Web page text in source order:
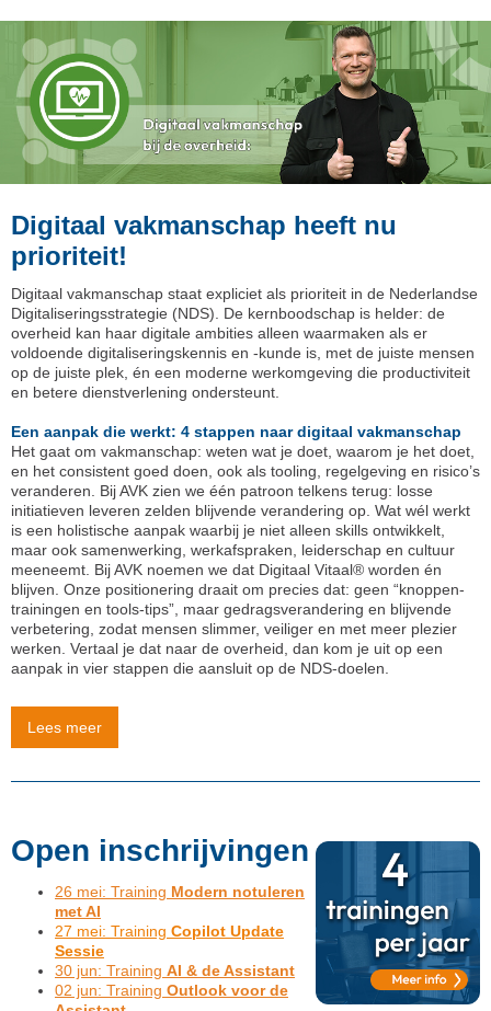
Digitaal vakmanschap heeft nu
prioriteit!
Digitaal vakmanschap staat expliciet als prioriteit in de Nederlandse
Digitaliseringsstrategie (NDS). De kernboodschap is helder: de
overheid kan haar digitale ambities alleen waarmaken als er
voldoende digitaliseringskennis en -kunde is, met de juiste mensen
op de juiste plek, én een moderne werkomgeving die productiviteit
en betere dienstverlening ondersteunt.
Een aanpak die werkt: 4 stappen naar digitaal vakmanschap
Het gaat om vakmanschap: weten wat je doet, waarom je het doet,
en het consistent goed doen, ook als tooling, regelgeving en risico’s
veranderen. Bij AVK zien we één patroon telkens terug: losse
initiatieven leveren zelden blijvende verandering op. Wat wél werkt
is een holistische aanpak waarbij je niet alleen skills ontwikkelt,
maar ook samenwerking, werkafspraken, leiderschap en cultuur
meeneemt. Bij AVK noemen we dat Digitaal Vitaal® worden én
blijven. Onze positionering draait om precies dat: geen “knoppen-
trainingen en tools-tips”, maar gedragsverandering en blijvende
verbetering, zodat mensen slimmer, veiliger en met meer plezier
werken. Vertaal je dat naar de overheid, dan kom je uit op een
aanpak in vier stappen die aansluit op de NDS-doelen.
Lees meer
Open inschrijvingen
26 mei: Training Modern notuleren
met AI
27 mei: Training Copilot Update
Sessie
30 jun: Training AI & de Assistant
02 jun: Training Outlook voor de